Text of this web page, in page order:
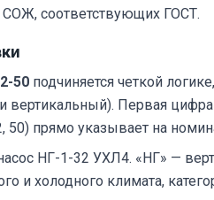
соответствующих ГОСТ.
50 подчиняется четкой
вертикальный). Первая
прямо указывает на
НГ-1-32 УХЛ4. «НГ» —
и холодного климата,